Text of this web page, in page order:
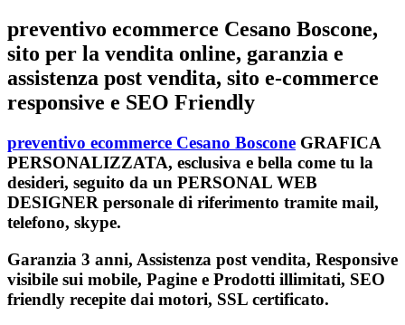
preventivo ecommerce Cesano Boscone,
sito per la vendita online, garanzia e
assistenza post vendita, sito e-commerce
responsive e SEO Friendly
preventivo ecommerce Cesano Boscone GRAFICA
PERSONALIZZATA, esclusiva e bella come tu la
desideri, seguito da un PERSONAL WEB
DESIGNER personale di riferimento tramite mail,
telefono, skype.
Garanzia 3 anni, Assistenza post vendita, Responsive
visibile sui mobile, Pagine e Prodotti illimitati, SEO
friendly recepite dai motori, SSL certificato.